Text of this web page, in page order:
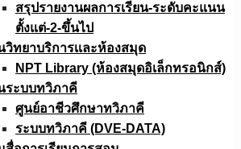
สรุปรายงานผลการเรียน-ระดับคะแนน
ตั้งแต่-2-ขึ้นไป
วิทยาบริการเเละห้องสมุด
NPT Library (ห้องสมุดอิเล็กทรอนิกส์)
ระบบทวิภาคี
ศูนย์อาชีวศึกษาทวิภาคี
ระบบทวิภาคี (DVE-DATA)